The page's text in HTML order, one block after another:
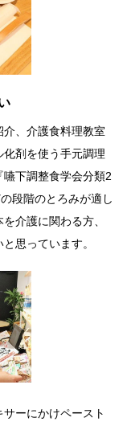
、介護食料理教室
剤を使う手元調理
下調整食学会分類2
段階のとろみが適し
介護に関わる方、
思っています。
ーにかけペースト